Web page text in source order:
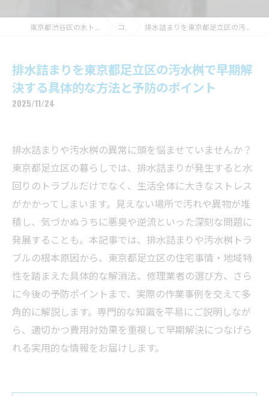
コラム 排水詰まりを東京都足立区の汚水桝で早期解決する具体的な方法と予防のポイント
排水詰まりを東京都足立区の汚水桝で早期解
決する具体的な方法と予防のポイント
2025/11/24
排水詰まりや汚水桝の異常に頭を悩ませていませんか？
東京都足立区の暮らしでは、排水詰まりが発生すると水
回りのトラブルだけでなく、生活全体に大きなストレス
がかかってしまいます。見えない場所で汚れや異物が堆
積し、気づかぬうちに悪臭や逆流といった深刻な問題に
発展することも。本記事では、排水詰まりや汚水桝トラ
ブルの根本原因から、東京都足立区の住宅事情・地域特
性を踏まえた具体的な解消法、修理業者の選び方、さら
に今後の予防ポイントまで、実際の作業事例を交えて多
角的に解説します。専門的な知識を平易にご説明しなが
ら、適切かつ費用対効果を重視して早期解決につなげら
れる実用的な情報をお届けします。